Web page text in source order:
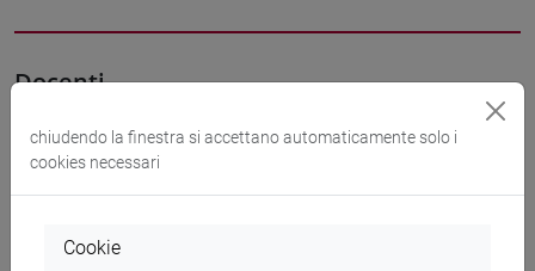
Docenti
CASELLATO Alessandro
Materiali didattici
chiudendo la finestra si accettano automaticamente solo i
cookies necessari
Cookie